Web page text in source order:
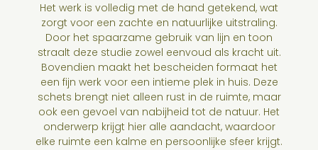
Het werk is volledig met de hand getekend, wat
zorgt voor een zachte en natuurlijke uitstraling.
Door het spaarzame gebruik van lijn en toon
straalt deze studie zowel eenvoud als kracht uit.
Bovendien maakt het bescheiden formaat het
een fijn werk voor een intieme plek in huis. Deze
schets brengt niet alleen rust in de ruimte, maar
ook een gevoel van nabijheid tot de natuur. Het
onderwerp krijgt hier alle aandacht, waardoor
elke ruimte een kalme en persoonlijke sfeer krijgt.